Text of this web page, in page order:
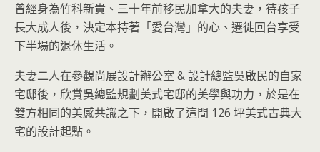
曾經身為竹科新貴、三十年前移民加拿大的夫妻，待孩子
長大成人後，決定本持著「愛台灣」的心、遷徙回台享受
下半場的退休生活。
夫妻二人在參觀尚展設計辦公室 & 設計總監吳啟民的自家
宅邸後，欣賞吳總監規劃美式宅邸的美學與功力，於是在
雙方相同的美感共識之下，開啟了這間 126 坪美式古典大
宅的設計起點。